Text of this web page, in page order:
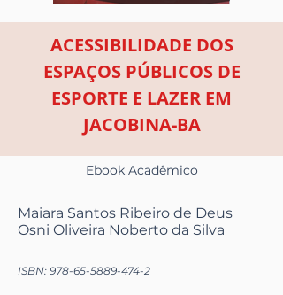
ACESSIBILIDADE DOS
ESPAÇOS PÚBLICOS DE
ESPORTE E LAZER EM
JACOBINA-BA
Ebook Acadêmico
Maiara Santos Ribeiro de Deus
Osni Oliveira Noberto da Silva
ISBN: 978-65-5889-474-2